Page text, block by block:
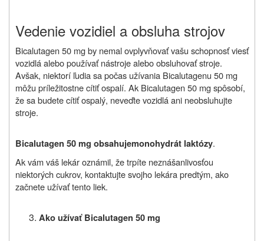
Vedenie vozidiel a obsluha strojov
Bicalutagen 50 mg by nemal ovplyvňovať vašu schopnosť viesť
vozidlá alebo používať nástroje alebo obsluhovať stroje.
Avšak, niektorí ľudia sa počas užívania Bicalutagenu 50 mg
môžu príležitostne cítiť ospalí. Ak Bicalutagen 50 mg spôsobí,
že sa budete cítiť ospalý, neveďte vozidlá ani neobsluhujte
stroje.
Bicalutagen 50 mg obsahujemonohydrát laktózy.
Ak vám váš lekár oznámil, žetrpíte neznášanlivosťou
niektorých cukrov, kontaktujte svojho lekára predtým, ako
začnete užívať tento liek.
Ako užívať Bicalutagen 50 mg